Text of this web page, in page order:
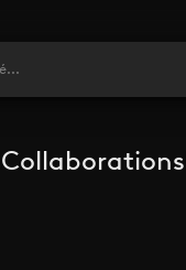
Collaborations